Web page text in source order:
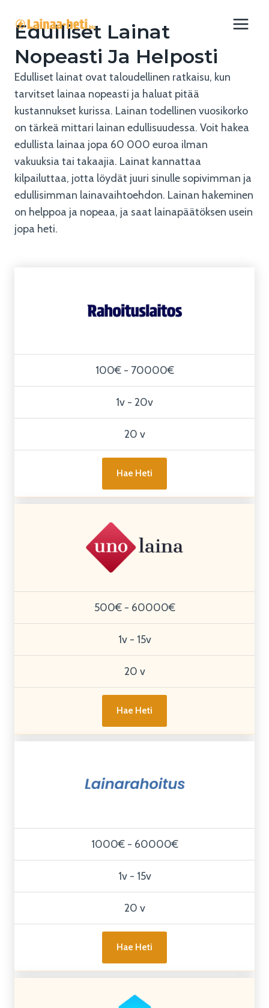
sisältöön
Edulliset Lainat
Nopeasti Ja Helposti
Edulliset lainat ovat taloudellinen ratkaisu, kun
tarvitset lainaa nopeasti ja haluat pitää
kustannukset kurissa. Lainan todellinen vuosikorko
on tärkeä mittari lainan edullisuudessa. Voit hakea
edullista lainaa jopa 60 000 euroa ilman
vakuuksia tai takaajia. Lainat kannattaa
kilpailuttaa, jotta löydät juuri sinulle sopivimman ja
edullisimman lainavaihtoehdon. Lainan hakeminen
on helppoa ja nopeaa, ja saat lainapäätöksen usein
jopa heti.
100€ - 70000€
1v - 20v
20 v
Hae Heti
500€ - 60000€
1v - 15v
20 v
Hae Heti
1000€ - 60000€
1v - 15v
20 v
Hae Heti